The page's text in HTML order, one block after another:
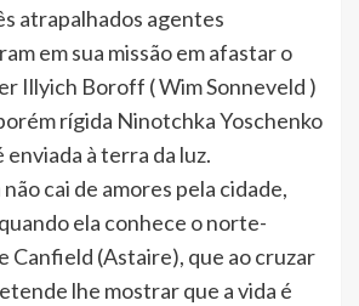
atrapalhados agentes
em sua missão em afastar o
Illyich Boroff ( Wim Sonneveld )
rígida Ninotchka Yoschenko
enviada à terra da luz.
cai de amores pela cidade,
ela conhece o norte-
Canfield (Astaire), que ao cruzar
lhe mostrar que a vida é